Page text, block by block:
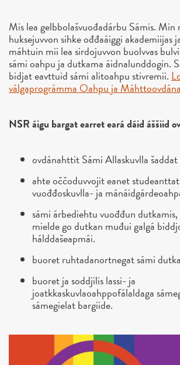
Mis lea gelbbolašvuođadárbu Sámis. Min
huksejuvvon sihke ođđaáiggi akademiijas
máhtuin mii lea sirdojuvvon buolvvas
sámi oahpu ja dutkama áidnalunddogin.
bidjat eavttuid sámi alitoahpu stivremii.
válgaprográmma Oahpu ja
NSR áigu bargat earret eará dáid áššiid
ovdánahttit Sámi Allaskuvlla
ahte oččoduvvojit eanet
vuođđoskuvlla- ja
sámi árbediehtu vuođđun
mielde go dutkan muđui galgá
hálddašeapmái.
buoret ruhtadanortnegat sámi
buoret ja soddjilis lassi- ja
joatkkaskuvlaoahppofálaldaga
sámegielat bargiide.